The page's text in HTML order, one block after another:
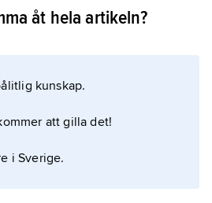
omild behandling. Snitt,
smycke. De importerade
inte av nordborna som
åt hela artikeln?
kunskap.
att gilla det!
i Sverige.